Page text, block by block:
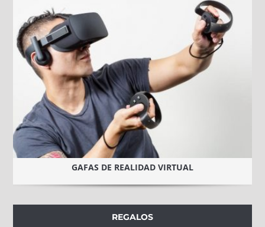
GAFAS DE REALIDAD VIRTUAL
REGALOS